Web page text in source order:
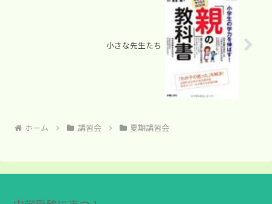
小さな先生たち
ホーム 講習会 夏期講習会